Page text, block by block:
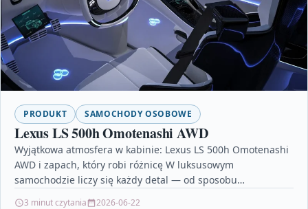
PRODUKT SAMOCHODY OSOBOWE
Lexus LS 500h Omotenashi AWD
Wyjątkowa atmosfera w kabinie: Lexus LS 500h Omotenashi
AWD i zapach, który robi różnicę W luksusowym
samochodzie liczy się każdy detal — od sposobu…
3 minut czytania 2026-06-22